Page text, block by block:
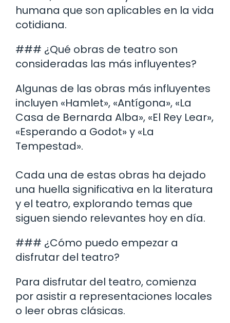
humana que son aplicables en la vida
cotidiana.
### ¿Qué obras de teatro son
consideradas las más influyentes?
Algunas de las obras más influyentes
incluyen «Hamlet», «Antígona», «La
Casa de Bernarda Alba», «El Rey Lear»,
«Esperando a Godot» y «La
Tempestad».
Cada una de estas obras ha dejado
una huella significativa en la literatura
y el teatro, explorando temas que
siguen siendo relevantes hoy en día.
### ¿Cómo puedo empezar a
disfrutar del teatro?
Para disfrutar del teatro, comienza
por asistir a representaciones locales
o leer obras clásicas.